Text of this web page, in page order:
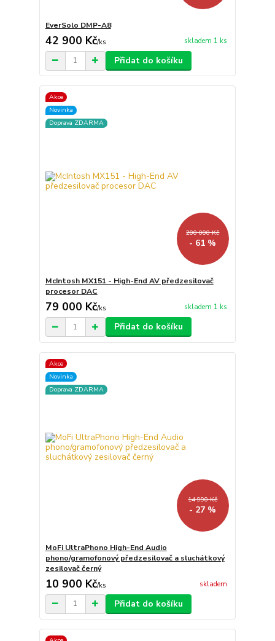
EverSolo DMP-A8
42 900 Kč/ks skladem 1 ks
Přidat do košíku
Akce
Novinka
Doprava ZDARMA
200 000 Kč
- 61 %
McIntosh MX151 - High-End AV předzesilovač
procesor DAC
79 000 Kč/ks skladem 1 ks
Přidat do košíku
Akce
Novinka
Doprava ZDARMA
14 990 Kč
- 27 %
MoFi UltraPhono High-End Audio
phono/gramofonový předzesilovač a sluchátkový
zesilovač černý
10 900 Kč/ks skladem
Přidat do košíku